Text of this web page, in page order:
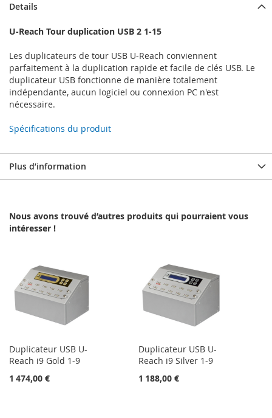
Details
U-Reach Tour duplication USB 2 1-15
Les duplicateurs de tour USB U-Reach conviennent
parfaitement à la duplication rapide et facile de clés USB. Le
duplicateur USB fonctionne de manière totalement
indépendante, aucun logiciel ou connexion PC n'est
nécessaire.
Spécifications du produit
Plus d’information
Nous avons trouvé d’autres produits qui pourraient vous
intéresser !
Duplicateur USB U-
Reach i9 Gold 1-9
1 474,00 €
Duplicateur USB U-
Reach i9 Silver 1-9
1 188,00 €